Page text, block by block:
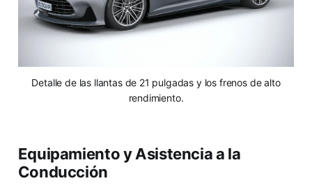
Detalle de las llantas de 21 pulgadas y los frenos de alto
rendimiento.
Equipamiento y Asistencia a la
Conducción